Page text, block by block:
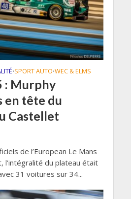
•SPORT AUTO•WEC & ELMS
: Murphy
en tête du
Castellet
de l’European Le Mans
l’intégralité du plateau était
31 voitures sur 34...